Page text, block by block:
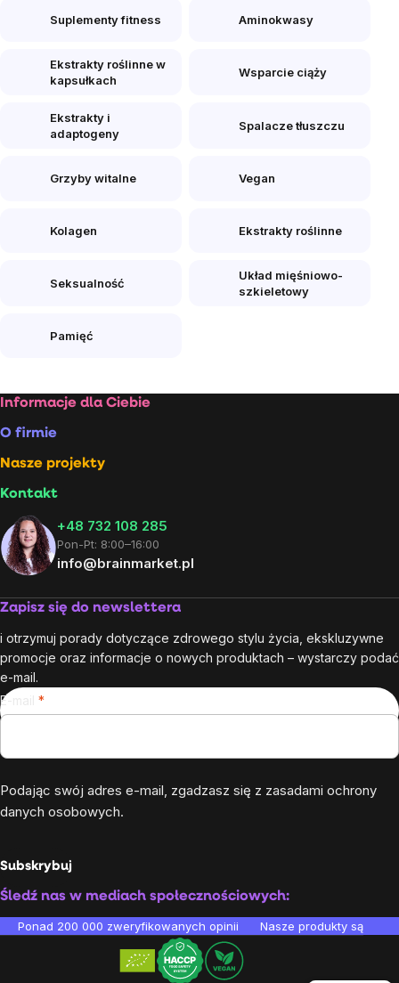
Suplementy fitness Aminokwasy
Ekstrakty roślinne w
kapsułkach
Wsparcie ciąży
Ekstrakty i
adaptogeny
Spalacze tłuszczu
Grzyby witalne Vegan
Kolagen Ekstrakty roślinne
Seksualność
Układ mięśniowo-
szkieletowy
Pamięć
Stopka
Informacje dla Ciebie
O firmie
Nasze projekty
Kontakt
+48 732 108 285
Pon-Pt: 8:00–16:00
info@brainmarket.pl
Zapisz się do newslettera
i otrzymuj porady dotyczące zdrowego stylu życia, ekskluzywne
promocje oraz informacje o nowych produktach – wystarczy podać
e-mail.
E-mail
Podając swój adres e-mail, zgadzasz się z zasadami ochrony
danych osobowych.
Subskrybuj
Śledź nas w mediach społecznościowych:
Ponad 200 000 zweryfikowanych opinii Nasze produkty są